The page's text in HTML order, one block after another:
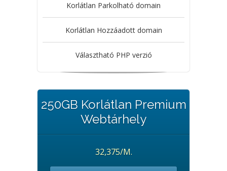
Korlátlan Parkolható domain
Korlátlan Hozzáadott domain
Választható PHP verzió
250GB Korlátlan Premium
Webtárhely
32,375/M.